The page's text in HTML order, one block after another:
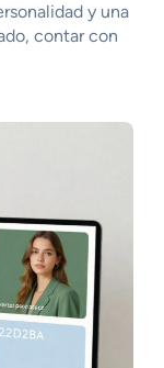
y una
contar con